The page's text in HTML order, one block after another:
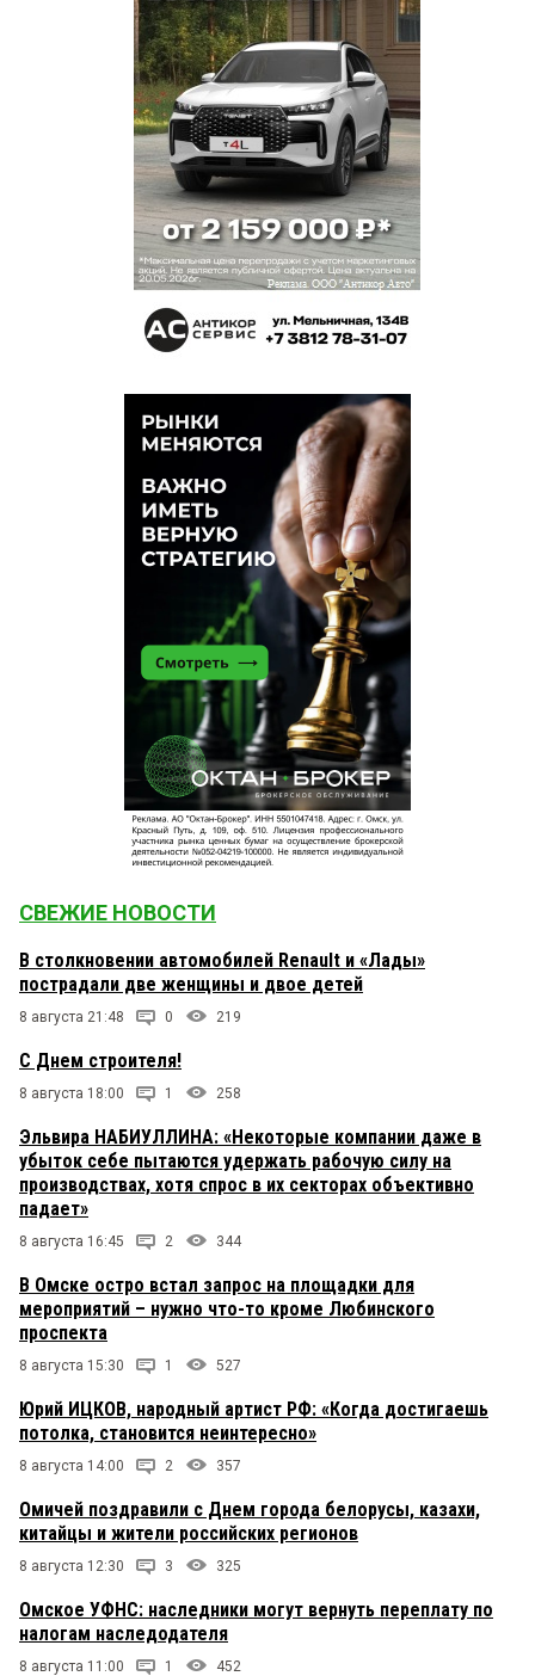
СВЕЖИЕ НОВОСТИ
В столкновении автомобилей Renault и «Лады»
пострадали две женщины и двое детей
8 августа 21:48 0 219
С Днем строителя!
8 августа 18:00 1 258
Эльвира НАБИУЛЛИНА: «Некоторые компании даже в
убыток себе пытаются удержать рабочую силу на
производствах, хотя спрос в их секторах объективно
падает»
8 августа 16:45 2 344
В Омске остро встал запрос на площадки для
мероприятий – нужно что-то кроме Любинского
проспекта
8 августа 15:30 1 527
Юрий ИЦКОВ, народный артист РФ: «Когда достигаешь
потолка, становится неинтересно»
8 августа 14:00 2 357
Омичей поздравили с Днем города белорусы, казахи,
китайцы и жители российских регионов
8 августа 12:30 3 325
Омское УФНС: наследники могут вернуть переплату по
налогам наследодателя
8 августа 11:00 1 452